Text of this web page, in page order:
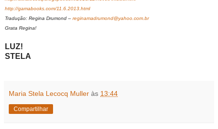
http://gamabooks.com/11.6.2013.html
Tradução: Regina Drumond – reginamadrumond@yahoo.com.br
Grata Regina!
LUZ!
STELA
Maria Stela Lecocq Muller às 13:44
Compartilhar